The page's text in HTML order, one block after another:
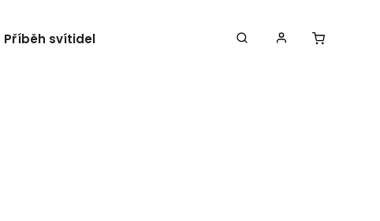
Příběh svítidel